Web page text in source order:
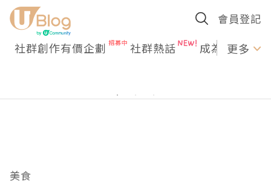
會員登記
社群創作有價企劃 社群熱話 成為U更多
美食